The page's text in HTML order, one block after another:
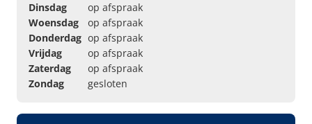
Dinsdag
op afspraak
Woensdag
op afspraak
Donderdag op afspraak
Vrijdag
op afspraak
Zaterdag
op afspraak
Zondag
gesloten